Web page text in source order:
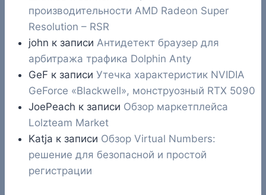
производительности AMD Radeon Super
Resolution – RSR
john к записи Антидетект браузер для
арбитража трафика Dolphin Anty
GeF к записи Утечка характеристик NVIDIA
GeForce «Blackwell», монструозный RTX 5090
JoePeach к записи Обзор маркетплейса
Lolzteam Market
Katja к записи Обзор Virtual Numbers:
решение для безопасной и простой
регистрации